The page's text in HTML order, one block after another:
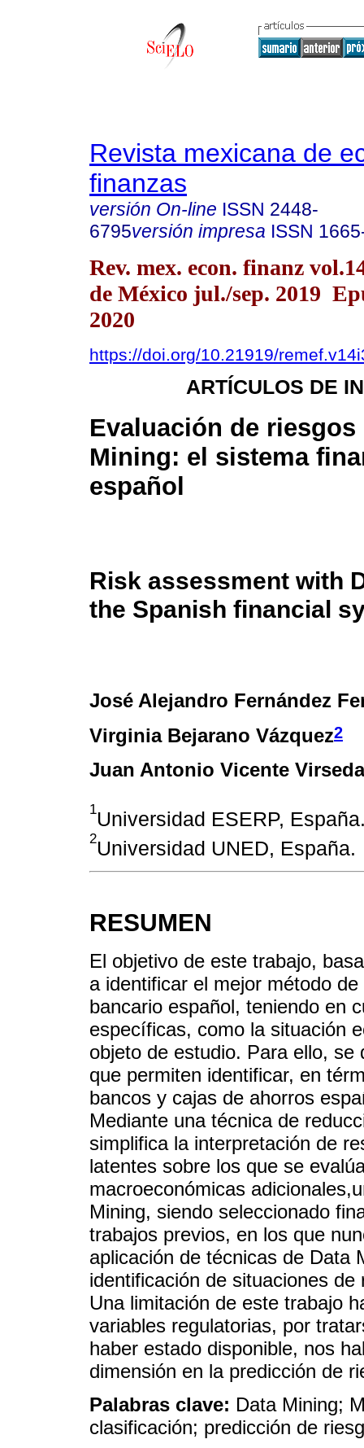
Revista mexicana de
finanzas
versión On-line ISSN 2448-
6795versión impresa ISSN
Rev. mex. econ. finanz
de México jul./sep. 2019
2020
https://doi.org/10.21919/
ARTÍCULOS DE
Evaluación de riesgos
Mining: el sistema
español
Risk assessment with
the Spanish financial
José Alejandro Fernández
Virginia Bejarano Vázquez2
Juan Antonio Vicente Virseda
1Universidad ESERP,
2Universidad UNED, España.
RESUMEN
El objetivo de este trabajo,
a identificar el mejor método
bancario español, teniendo en
específicas, como la situación
objeto de estudio. Para ello,
que permiten identificar, en
bancos y cajas de ahorros
Mediante una técnica de
simplifica la interpretación de
latentes sobre los que se
macroeconómicas
Mining, siendo seleccionado
trabajos previos, en los que
aplicación de técnicas de Data
identificación de situaciones
Una limitación de este trabajo
variables regulatorias, por
haber estado disponible, nos
dimensión en la predicción de
Palabras clave: Data Mining;
clasificación; predicción de